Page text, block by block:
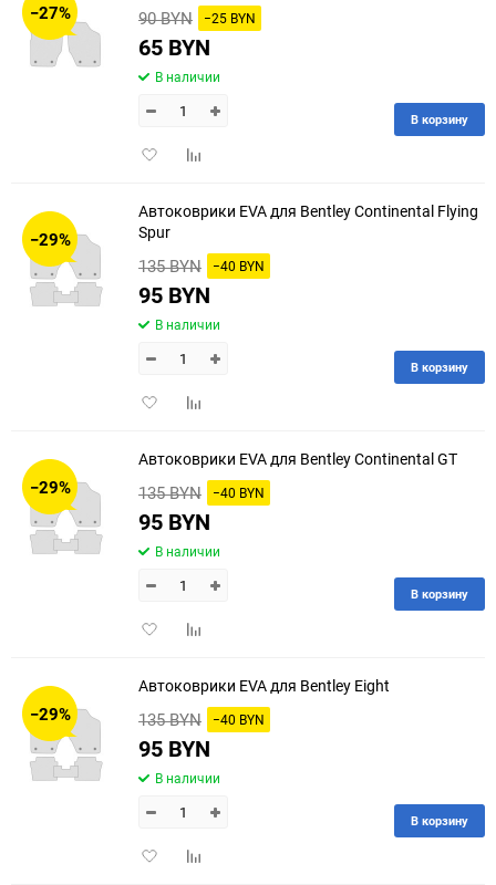
−27% 90 BYN −25 BYN
65 BYN
В наличии
ДобавитьДобавить
В корзину
−29%
Автоковрики EVA для Bentley Continental Flying
Spur
135 BYN −40 BYN
95 BYN
В наличии
ДобавитьДобавить
В корзину
−29%
Автоковрики EVA для Bentley Continental GT
135 BYN −40 BYN
95 BYN
В наличии
ДобавитьДобавить
В корзину
−29%
Автоковрики EVA для Bentley Eight
135 BYN −40 BYN
95 BYN
В наличии
ДобавитьДобавить
В корзину